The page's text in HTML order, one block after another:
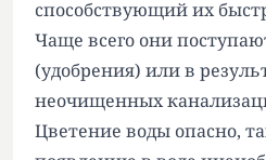
способствующий их
Чаще всего они
(удобрения) или в
неочищенных
Цветение воды опасно,